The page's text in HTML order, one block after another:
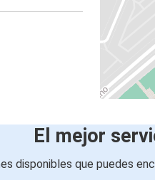
El mejor
disponibles que puedes